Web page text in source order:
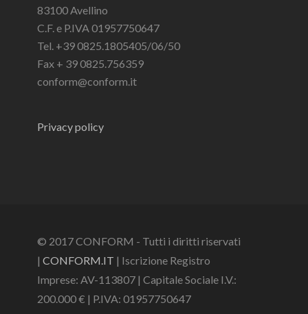
83100 Avellino
C.F. e P.IVA 01957750647
Tel. +39 0825.1805405/06/50
Fax + 39 0825.756359
conform@conform.it
Privacy policy
© 2017 CONFORM - Tutti i diritti riservati
| CONFORM.IT | Iscrizione Registro
Imprese: AV-113807 | Capitale Sociale I.V.:
200.000 € | P.IVA: 01957750647